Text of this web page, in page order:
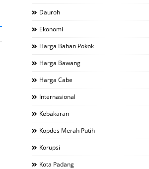
Dauroh
Ekonomi
Harga Bahan Pokok
Harga Bawang
Harga Cabe
Internasional
Kebakaran
Kopdes Merah Putih
Korupsi
Kota Padang